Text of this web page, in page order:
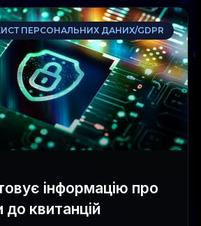
ПЕРСОНАЛЬНИХ ДАНИХ/GDPR
інформацію про
до квитанцій